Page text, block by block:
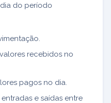
do período
recebidos no
pagos no dia.
entradas e saídas entre